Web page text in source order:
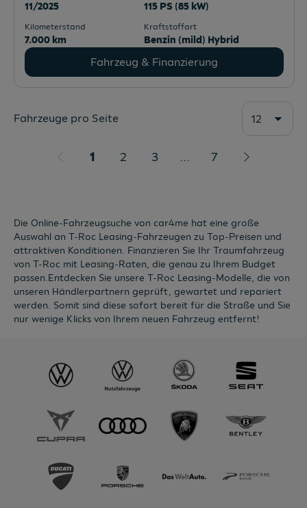
11/2025 115 PS (85 kW)
Kilometerstand
7.000 km
Kraftstoffart
Benzin (mild) Hybrid
Fahrzeug & Finanzierung
Fahrzeuge pro Seite 12
1 2 3 ... 7
Die Online-Fahrzeugsuche von car4me hat eine große
Auswahl an T-Roc Leasing-Fahrzeugen zu Top-Preisen und
attraktiven Konditionen. Finanzieren Sie Ihr Traumfahrzeug
von T-Roc mit Leasing-Raten, die genau zu Ihrem Budget
passen.Entdecken Sie unsere T-Roc Leasing-Modelle, die von
unseren Händlerpartnern geprüft, gewartet und repariert
werden. Somit sind diese sofort bereit für die Straße und Sie
nur wenige Klicks von Ihrem neuen Fahrzeug entfernt!